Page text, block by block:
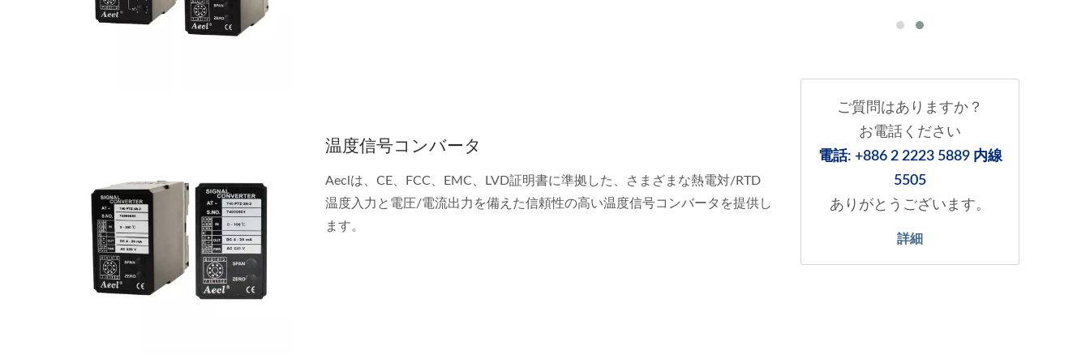
温度信号コンバータ
Aeclは、CE、FCC、EMC、LVD証明書に準拠した、さまざまな熱電対/RTD
温度入力と電圧/電流出力を備えた信頼性の高い温度信号コンバータを提供し
ます。
ご質問はありますか？
お電話ください
電話: +886 2 2223 5889 内線
5505
ありがとうございます。
詳細